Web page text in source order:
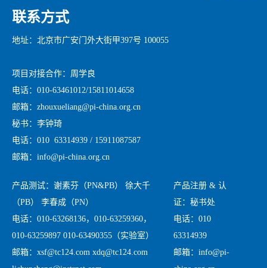
联系方式
地址：北京市广安门外大街甲397号 100055
项目对接合作：周学良
电话：010-63461012/15811014658
邮箱：zhouxueliang@pi-china.org.cn
秘书：李钟琦
电话：010 63314939 / 15911087587
邮箱：info@pi-china.org.cn
产品测试：谢素芬（PN&PB） 徐大千
（PB） 李春成（PN）
电话：010-63268136，010-63259360，
010-63259897 010-63490355（实验室）
邮箱：xsf@tc124.com xdq@tc124.com
产品注册 & 认
证：秘书处
电话：010
63314939
邮箱：info@pi-